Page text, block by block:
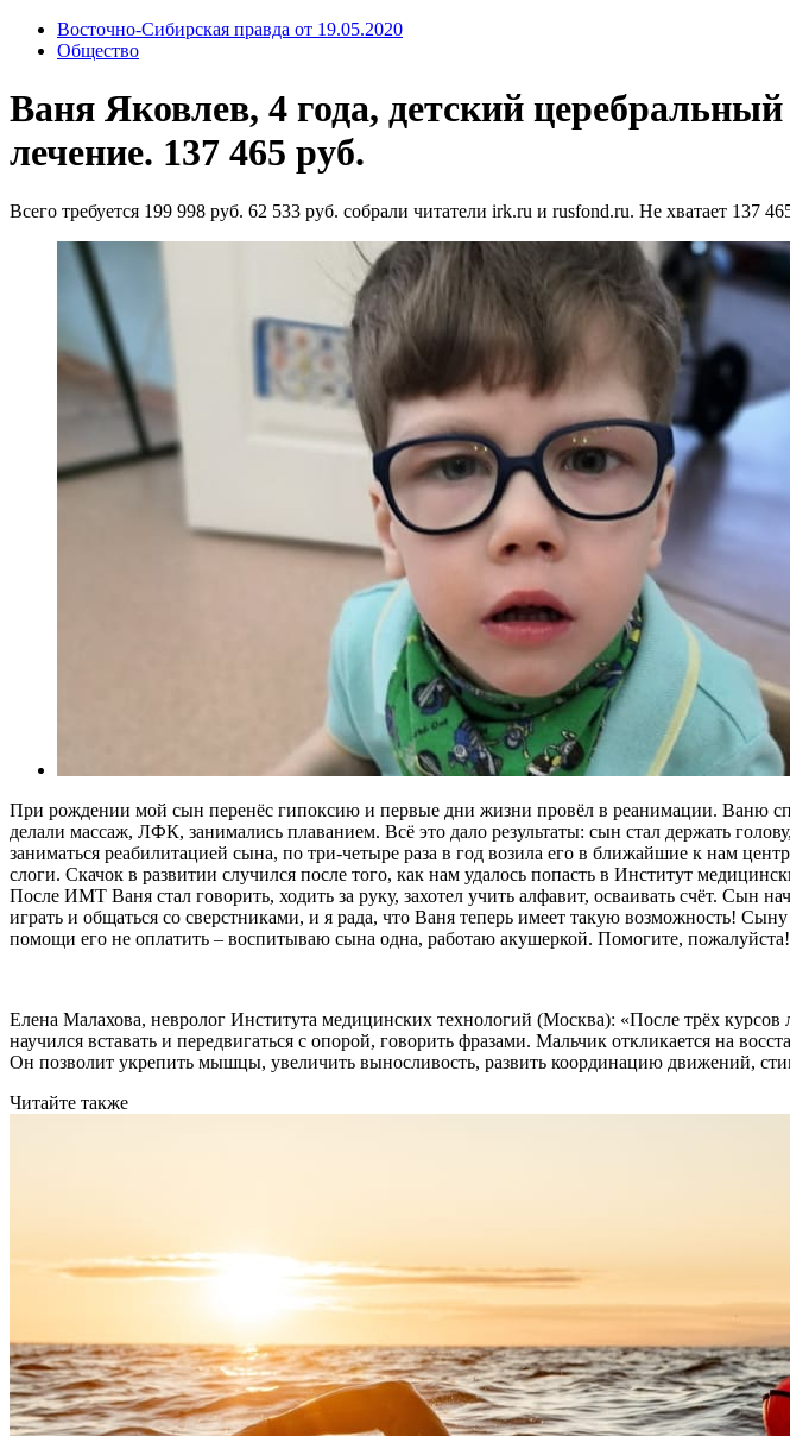
Восточно-Сибирская правда от 19.05.2020
Общество
Ваня Яковлев, 4 года, детский
лечение. 137 465 руб.
Всего требуется 199 998 руб. 62 533 руб. собрали читатели irk.ru и rusfond.ru. Не хватает 137
При рождении мой сын перенёс гипоксию и первые дни жизни провёл в реанимации. Ваню
делали массаж, ЛФК, занимались плаванием. Всё это дало результаты: сын стал держать
заниматься реабилитацией сына, по три-четыре раза в год возила его в ближайшие к нам
слоги. Скачок в развитии случился после того, как нам удалось попасть в Институт
После ИМТ Ваня стал говорить, ходить за руку, захотел учить алфавит, осваивать счёт. Сын
играть и общаться со сверстниками, и я рада, что Ваня теперь имеет такую возможность!
помощи его не оплатить – воспитываю сына одна, работаю акушеркой. Помогите, пожалуйста!
Елена Малахова, невролог Института медицинских технологий (Москва): «После трёх
научился вставать и передвигаться с опорой, говорить фразами. Мальчик откликается на
Он позволит укрепить мышцы, увеличить выносливость, развить координацию движений,
Читайте также